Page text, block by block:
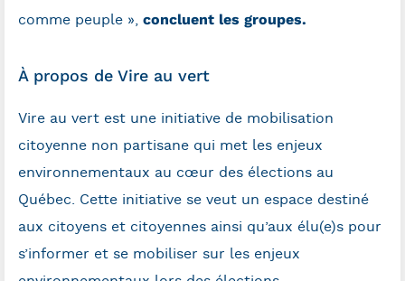
comme peuple », concluent les groupes.
À propos de Vire au vert
Vire au vert est une initiative de mobilisation
citoyenne non partisane qui met les enjeux
environnementaux au cœur des élections au
Québec. Cette initiative se veut un espace destiné
aux citoyens et citoyennes ainsi qu’aux élu(e)s pour
s’informer et se mobiliser sur les enjeux